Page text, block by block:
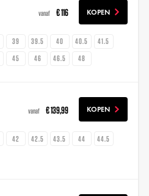
vanaf € 116 KOPEN
39 39.5 40 40.5
41.5
45 46 46.5 48
vanaf € 139,99 KOPEN
42 42.5 43.5 44
44.5